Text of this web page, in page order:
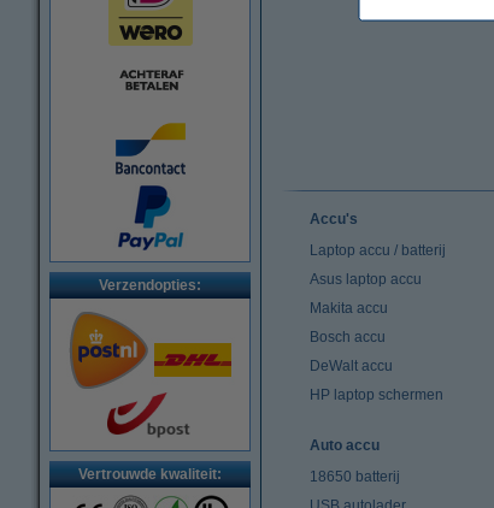
Verzendopties:
Vertrouwde kwaliteit:
Accu's
Laptop accu / batterij
Asus laptop accu
Makita accu
Bosch accu
DeWalt accu
HP laptop schermen
Auto accu
18650 batterij